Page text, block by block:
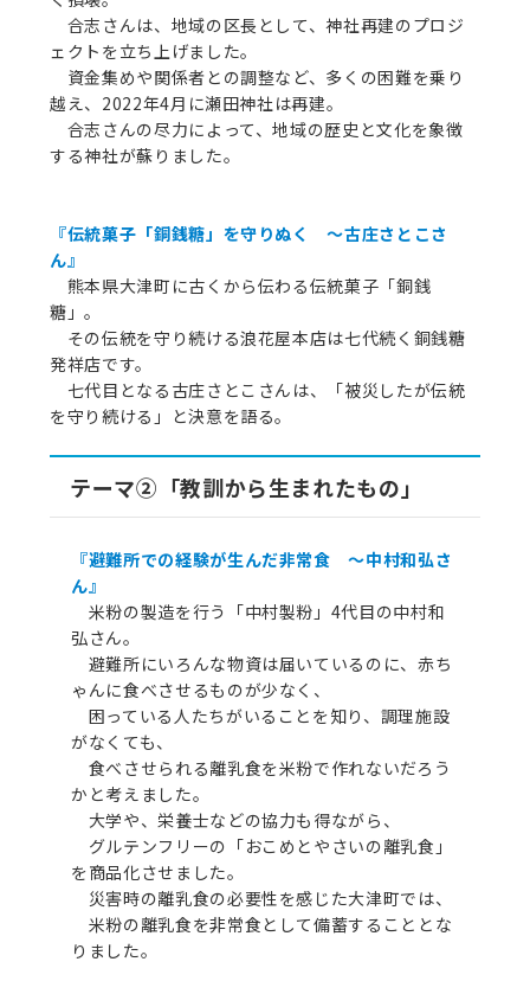
合志さんは、地域の区長として、神社再建のプロジ
ェクトを立ち上げました。
資金集めや関係者との調整など、多くの困難を乗り
越え、2022年4月に瀬田神社は再建。
合志さんの尽力によって、地域の歴史と文化を象徴
する神社が蘇りました。
『伝統菓子「銅銭糖」を守りぬく ～古庄さとこさ
ん』
熊本県大津町に古くから伝わる伝統菓子「銅銭
糖」。
その伝統を守り続ける浪花屋本店は七代続く銅銭糖
発祥店です。
七代目となる古庄さとこさんは、「被災したが伝統
を守り続ける」と決意を語る。
テーマ②「教訓から生まれたもの」
『避難所での経験が生んだ非常食 ～中村和弘さ
ん』
米粉の製造を行う「中村製粉」4代目の中村和
弘さん。
避難所にいろんな物資は届いているのに、赤ち
ゃんに食べさせるものが少なく、
困っている人たちがいることを知り、調理施設
がなくても、
食べさせられる離乳食を米粉で作れないだろう
かと考えました。
大学や、栄養士などの協力も得ながら、
グルテンフリーの「おこめとやさいの離乳食」
を商品化させました。
災害時の離乳食の必要性を感じた大津町では、
米粉の離乳食を非常食として備蓄することとな
りました。